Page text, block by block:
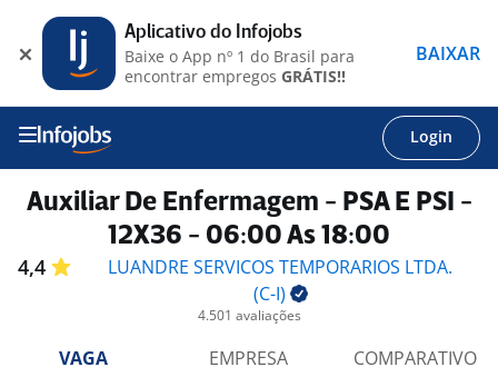
Login
Auxiliar De Enfermagem - PSA E PSI -
12X36 - 06:00 As 18:00
4,4
LUANDRE SERVICOS TEMPORARIOS LTDA.
(C-I)
4.501 avaliações
VAGA EMPRESA COMPARATIVO
Aplicativo do Infojobs
Baixe o App nº 1 do Brasil para
encontrar empregos GRÁTIS!!
BAIXAR